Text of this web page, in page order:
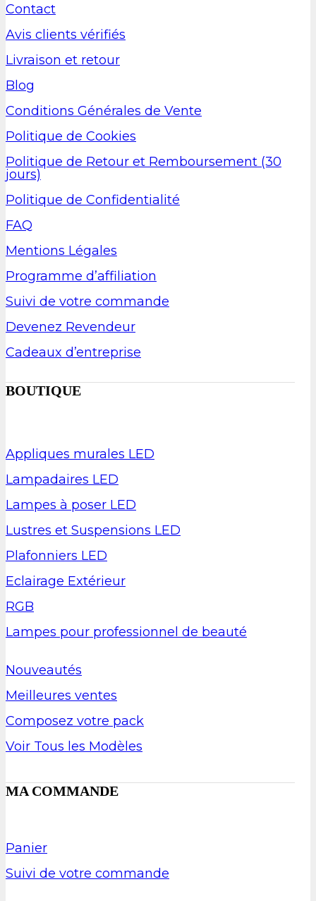
Contact
Avis clients vérifiés
Livraison et retour
Blog
Conditions Générales de Vente
Politique de Cookies
Politique de Retour et Remboursement (30
jours)
Politique de Confidentialité
FAQ
Mentions Légales
Programme d’affiliation
Suivi de votre commande
Devenez Revendeur
Cadeaux d’entreprise
BOUTIQUE
Appliques murales LED
Lampadaires LED
Lampes à poser LED
Lustres et Suspensions LED
Plafonniers LED
Eclairage Extérieur
RGB
Lampes pour professionnel de beauté
Nouveautés
Meilleures ventes
Composez votre pack
Voir Tous les Modèles
MA COMMANDE
Panier
Suivi de votre commande